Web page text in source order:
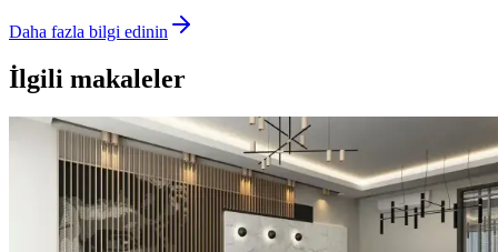
Daha fazla bilgi edinin
İlgili makaleler